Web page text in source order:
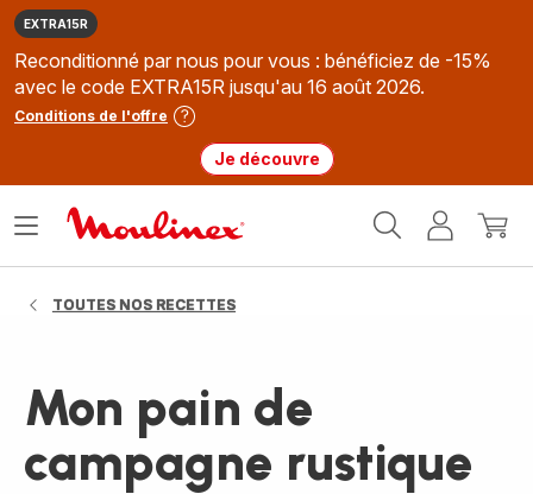
EXTRA15R
Reconditionné par nous pour vous : bénéficiez de -15%
avec le code EXTRA15R jusqu'au 16 août 2026.
Conditions de l'offre
Je découvre
MonMon
Ouvrir
TOUTES NOS RECETTES
Mon pain de
campagne rustique